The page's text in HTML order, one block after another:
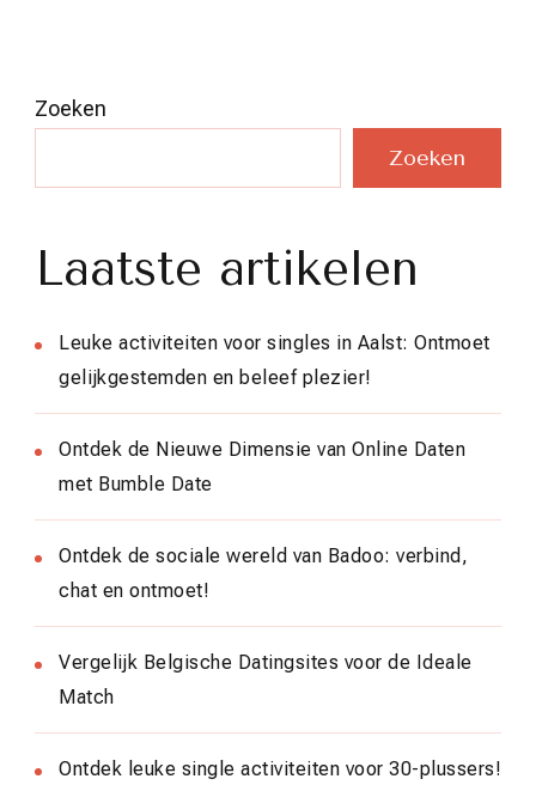
Zoeken
Zoeken
Laatste artikelen
Leuke activiteiten voor singles in Aalst: Ontmoet
gelijkgestemden en beleef plezier!
Ontdek de Nieuwe Dimensie van Online Daten
met Bumble Date
Ontdek de sociale wereld van Badoo: verbind,
chat en ontmoet!
Vergelijk Belgische Datingsites voor de Ideale
Match
Ontdek leuke single activiteiten voor 30-plussers!